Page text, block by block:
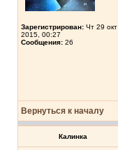
Зарегистрирован: Чт 29 окт
2015, 00:27
Сообщения: 26
Вернуться к началу
Калинка